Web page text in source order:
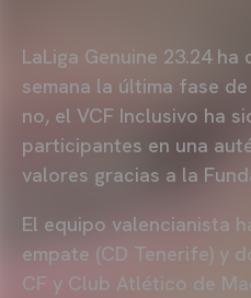
LaLiga Genuine 23.24
semana la última fase
no, el VCF Inclusivo ha
participantes en una
valores gracias a la
El equipo valencianista
empate (CD Tenerife) y
CF y Club Atlético de